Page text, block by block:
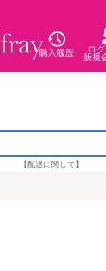
購入履歴
ログ
新規
【配送に関して】